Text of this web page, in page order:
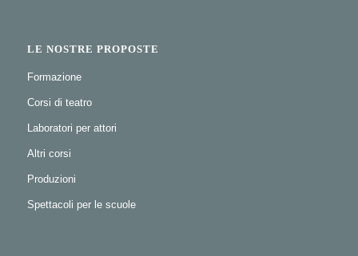
LE NOSTRE PROPOSTE
Formazione
Corsi di teatro
Laboratori per attori
Altri corsi
Produzioni
Spettacoli per le scuole